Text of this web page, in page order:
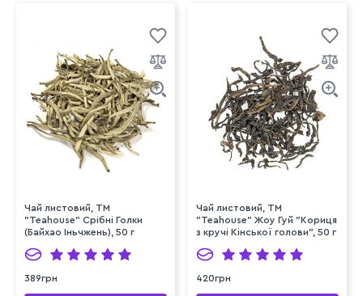
Чай листовий, ТМ
"Teahouse" Срібні Голки
(Байхао Іньчжень), 50 г
389грн
Чай листовий, ТМ
"Teahouse" Жоу Гуй "Кориця
з кручі Кінської голови", 50 г
420грн